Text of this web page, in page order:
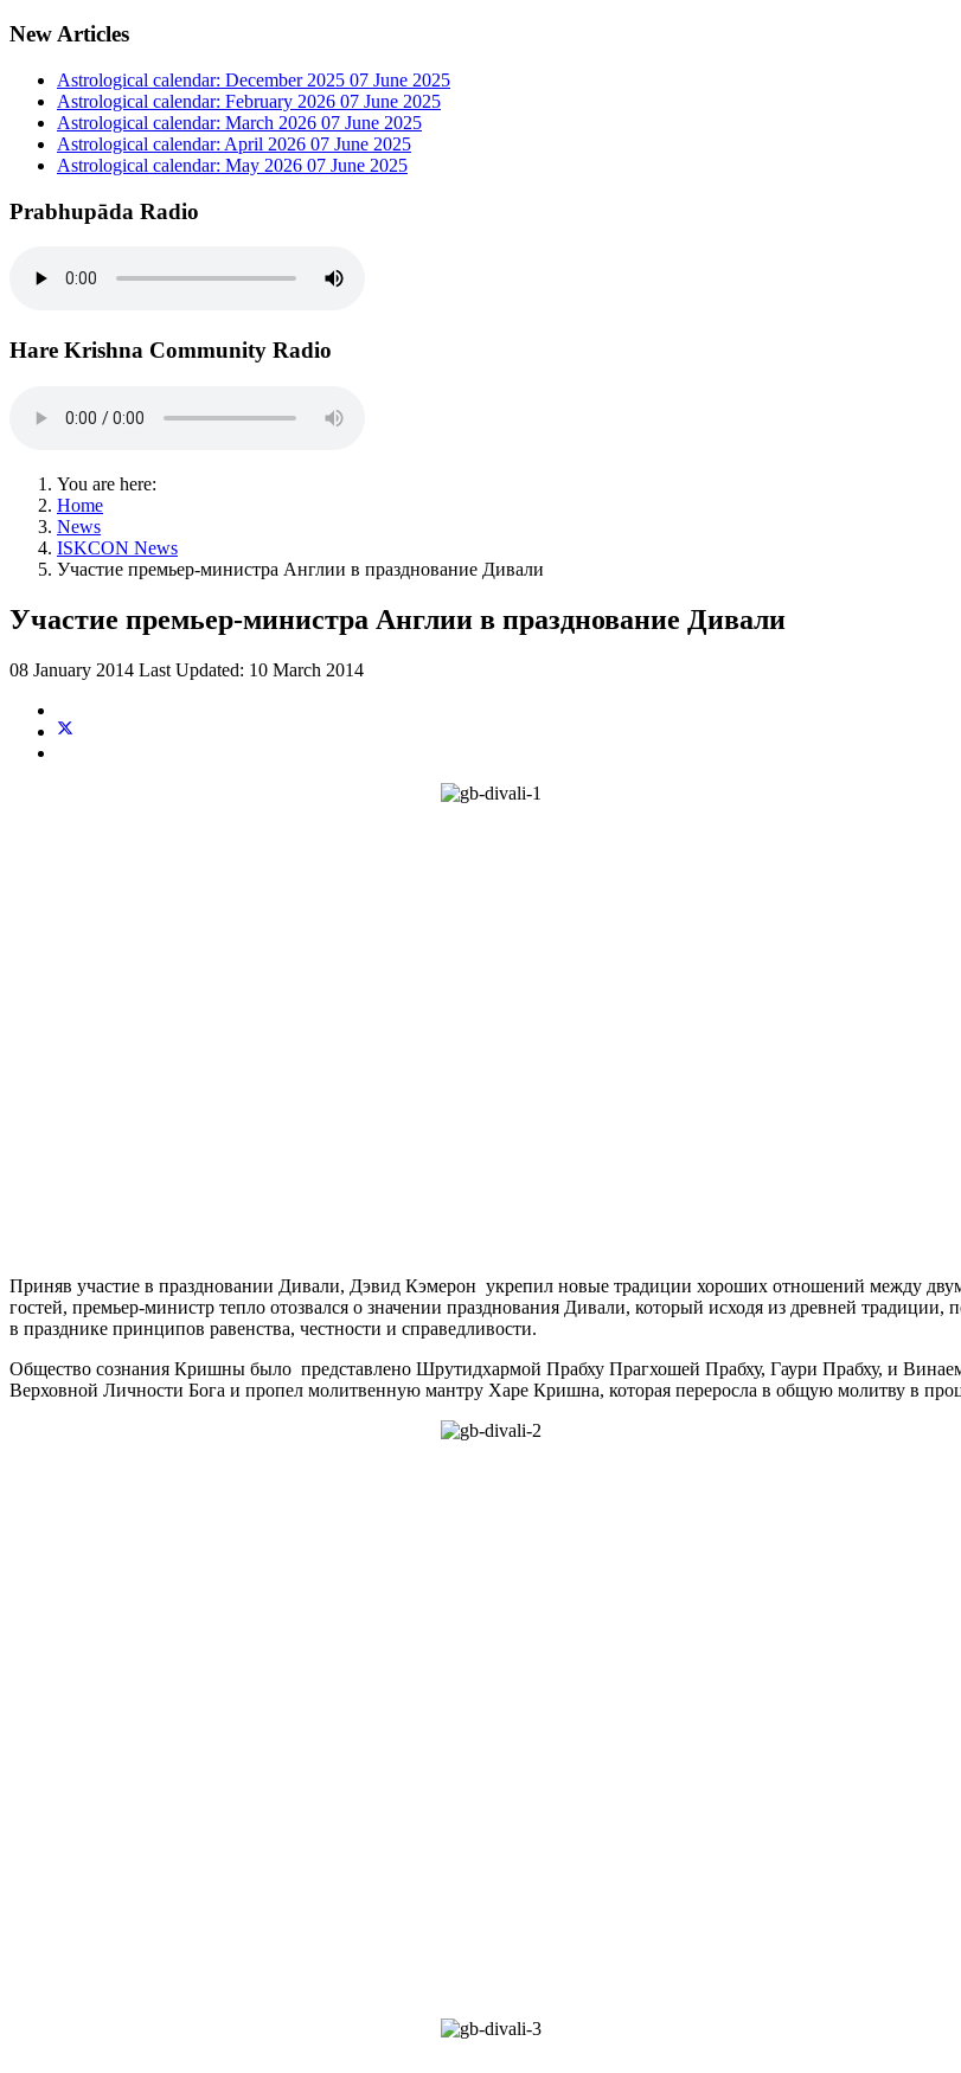
New Articles
Astrological calendar: December 2025 07 June 2025
Astrological calendar: February 2026 07 June 2025
Astrological calendar: March 2026 07 June 2025
Astrological calendar: April 2026 07 June 2025
Astrological calendar: May 2026 07 June 2025
Prabhupāda Radio
Hare Krishna Community Radio
You are here:
Home
News
ISKCON News
Участие премьер-министра Англии в празднование Дивали
Участие премьер-министра Англии в празднование Дивали
08 January 2014 Last Updated: 10 March 2014
Приняв участие в праздновании Дивали, Дэвид Кэмерон укрепил новые традиции хороших отношений между
гостей, премьер-министр тепло отозвался о значении празднования Дивали, который исходя из древней
в празднике принципов равенства, честности и справедливости.
Общество сознания Кришны было представлено Шрутидхармой Прабху Прагхошей Прабху, Гаури Прабху, и
Верховной Личности Бога и пропел молитвенную мантру Харе Кришна, которая переросла в общую молитву в